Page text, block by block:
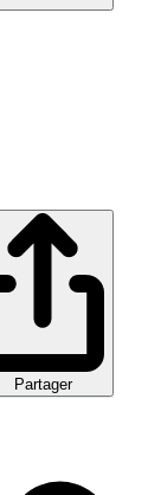
Partager